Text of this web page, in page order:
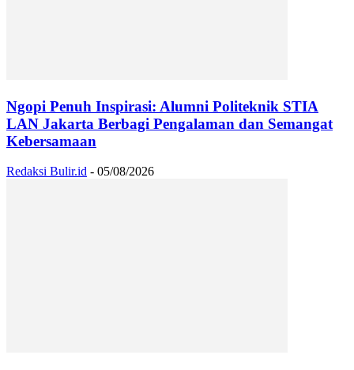
Ngopi Penuh Inspirasi: Alumni Politeknik STIA
LAN Jakarta Berbagi Pengalaman dan Semangat
Kebersamaan
Redaksi Bulir.id - 05/08/2026